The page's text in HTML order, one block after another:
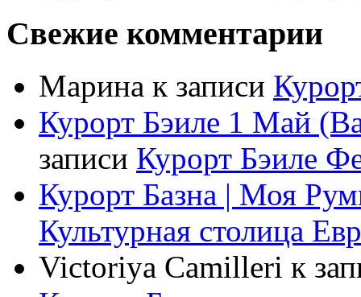
Свежие комментарии
Марина к записи
Курорт Бэиле 1 Май
записи Курорт Бэиле
Курорт Базна | Моя
Культурная столица
Victoriya Camilleri к